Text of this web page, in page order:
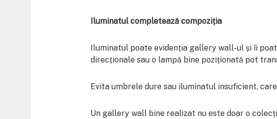
Iluminatul completează compoziția
Iluminatul poate evidenția gallery wall-ul și îi
direcționale sau o lampă bine poziționată pot
Evita umbrele dure sau iluminatul insuficient,
Un gallery wall bine realizat nu este doar o